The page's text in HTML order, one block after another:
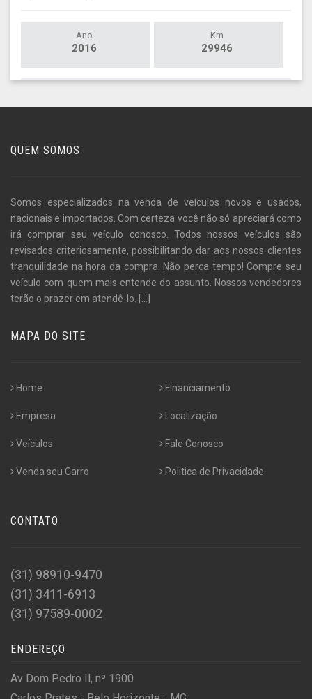
Ano
2016
Km
29946
QUEM SOMOS
Somos especializados na venda de veículos novos e usados,
nacionais e importados. Com certeza você não só apreciará como
irá comprar seu veículo conosco. Todos nossos veículos são
revisados criteriosamente, possibilitando dar aos nossos clientes
tranquilidade na hora da compra. Não perca tempo! Compre seu
veículo com quem mais entende do assunto. Nossos vendedores
terão o prazer em atendê-lo. [...]
MAPA DO SITE
Home
Empresa
Veículos
Venda seu Carro
Financiamento
Localização
Fale Conosco
Politica de Privacidade
CONTATO
(31) 98910-9470
(31) 3411-6913
(31) 97589-0002
ENDEREÇO
Av Dom Pedro Il, nº 1900